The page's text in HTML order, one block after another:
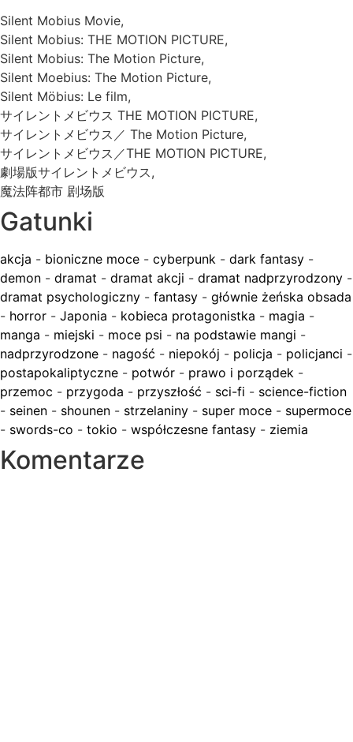
Silent Mobius Movie,
Silent Mobius: THE MOTION PICTURE,
Silent Mobius: The Motion Picture,
Silent Moebius: The Motion Picture,
Silent Möbius: Le film,
サイレントメビウス THE MOTION PICTURE,
サイレントメビウス／ The Motion Picture,
サイレントメビウス／THE MOTION PICTURE,
劇場版サイレントメビウス,
魔法阵都市 剧场版
Gatunki
akcja - bioniczne moce - cyberpunk - dark fantasy -
demon - dramat - dramat akcji - dramat nadprzyrodzony -
dramat psychologiczny - fantasy - głównie żeńska obsada
- horror - Japonia - kobieca protagonistka - magia -
manga - miejski - moce psi - na podstawie mangi -
nadprzyrodzone - nagość - niepokój - policja - policjanci -
postapokaliptyczne - potwór - prawo i porządek -
przemoc - przygoda - przyszłość - sci-fi - science-fiction
- seinen - shounen - strzelaniny - super moce - supermoce
- swords-co - tokio - współczesne fantasy - ziemia
Komentarze